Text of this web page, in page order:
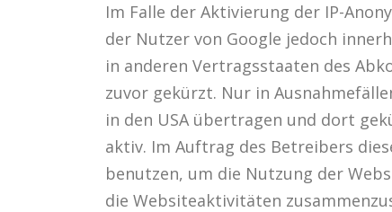
Im Falle der Aktivierung der IP-
der Nutzer von Google jedoch
in anderen Vertragsstaaten des
zuvor gekürzt. Nur in
in den USA übertragen und dort
aktiv. Im Auftrag des Betreibers
benutzen, um die Nutzung der
die Websiteaktivitäten